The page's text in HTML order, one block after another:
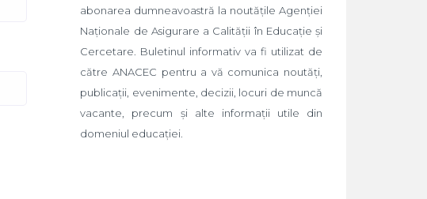
abonarea dumneavoastră la noutățile Agenției
Naționale de Asigurare a Calității în Educație și
Cercetare. Buletinul informativ va fi utilizat de
către ANACEC pentru a vă comunica noutăți,
publicații, evenimente, decizii, locuri de muncă
vacante, precum și alte informații utile din
domeniul educației.